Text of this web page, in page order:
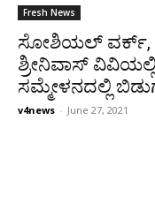
Fresh News
ಸೋಶಿಯಲ್ ವರ್ಕ್,
ಶ್ರೀನಿವಾಸ್
ಸಮ್ಮೇಳನದಲ್ಲಿ
v4news - June 27, 2021